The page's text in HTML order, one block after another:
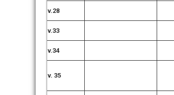
v.28
v.33
v.34
v. 35